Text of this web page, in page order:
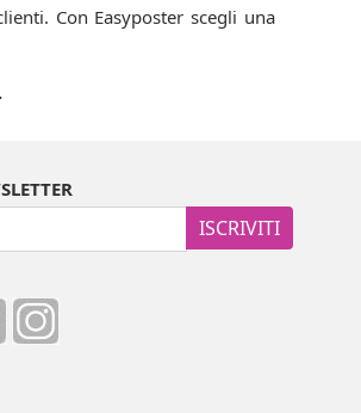
Con Easyposter scegli una
ISCRIVITI